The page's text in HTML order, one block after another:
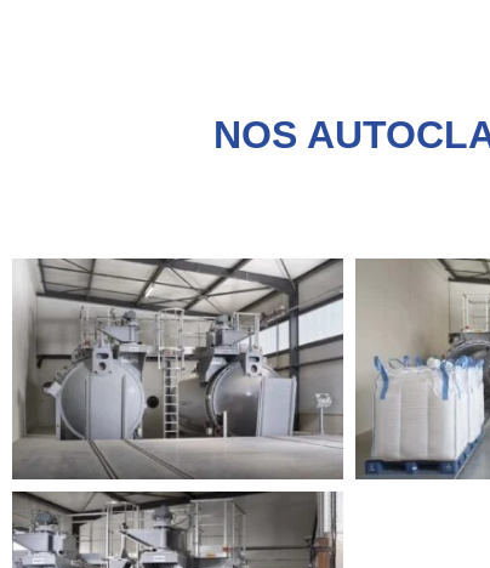
NOS